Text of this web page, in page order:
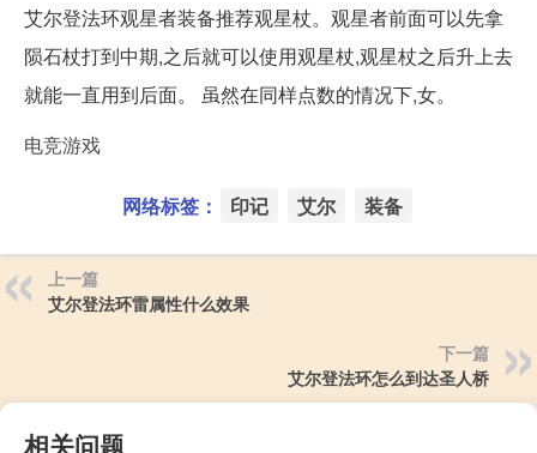
艾尔登法环观星者装备推荐观星杖。观星者前面可以先拿
陨石杖打到中期,之后就可以使用观星杖,观星杖之后升上去
就能一直用到后面。 虽然在同样点数的情况下,女。
电竞游戏
网络标签： 印记 艾尔 装备
上一篇
艾尔登法环雷属性什么效果
下一篇
艾尔登法环怎么到达圣人桥
相关问题